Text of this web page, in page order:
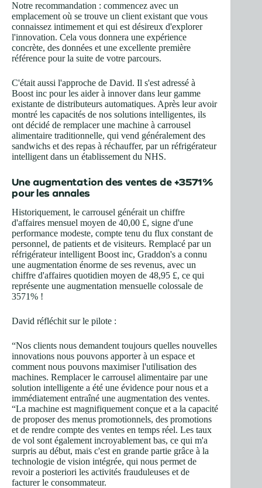
Notre recommandation : commencez avec un
emplacement où se trouve un client existant que vous
connaissez intimement et qui est désireux d'explorer
l'innovation. Cela vous donnera une expérience
concrète, des données et une excellente première
référence pour la suite de votre parcours.
C'était aussi l'approche de David. Il s'est adressé à
Boost inc pour les aider à innover dans leur gamme
existante de distributeurs automatiques. Après leur avoir
montré les capacités de nos solutions intelligentes, ils
ont décidé de remplacer une machine à carrousel
alimentaire traditionnelle, qui vend généralement des
sandwichs et des repas à réchauffer, par un réfrigérateur
intelligent dans un établissement du NHS.
Une augmentation des ventes de +3571%
pour les annales
Historiquement, le carrousel générait un chiffre
d'affaires mensuel moyen de 40,00 £, signe d'une
performance modeste, compte tenu du flux constant de
personnel, de patients et de visiteurs. Remplacé par un
réfrigérateur intelligent Boost inc, Graddon's a connu
une augmentation énorme de ses revenus, avec un
chiffre d'affaires quotidien moyen de 48,95 £, ce qui
représente une augmentation mensuelle colossale de
3571% !
David réfléchit sur le pilote :
“Nos clients nous demandent toujours quelles nouvelles
innovations nous pouvons apporter à un espace et
comment nous pouvons maximiser l'utilisation des
machines. Remplacer le carrousel alimentaire par une
solution intelligente a été une évidence pour nous et a
immédiatement entraîné une augmentation des ventes.
“La machine est magnifiquement conçue et a la capacité
de proposer des menus promotionnels, des promotions
et de rendre compte des ventes en temps réel. Les taux
de vol sont également incroyablement bas, ce qui m'a
surpris au début, mais c'est en grande partie grâce à la
technologie de vision intégrée, qui nous permet de
revoir a posteriori les activités frauduleuses et de
facturer le consommateur.